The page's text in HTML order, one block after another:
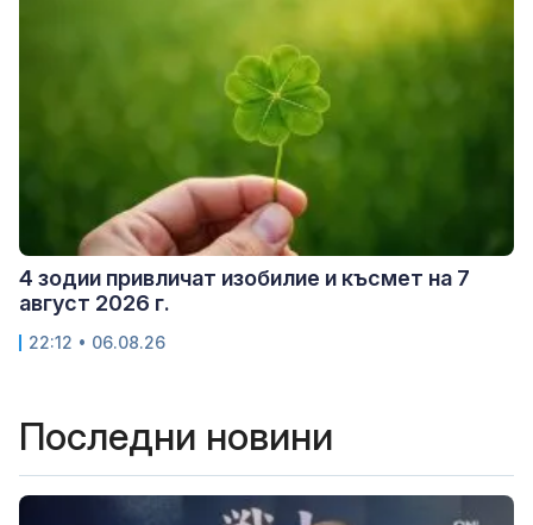
4 зодии привличат изобилие и късмет на 7
август 2026 г.
22:12 • 06.08.26
Последни новини